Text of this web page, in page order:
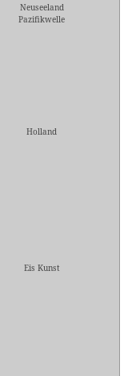
Neuseeland
Pazifikwelle
Holland
Eis Kunst